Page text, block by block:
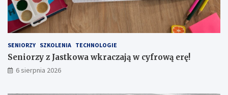
T
W
A
L
U
B
E
L
!
SENIORZY SZKOLENIA TECHNOLOGIE
Seniorzy z Jastkowa wkraczają w cyfrową erę!
6 sierpnia 2026